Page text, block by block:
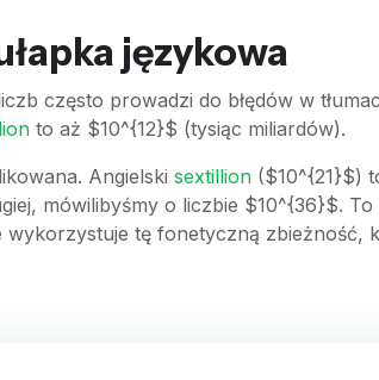
językowa
często prowadzi do błędów w
to aż $10^{12}$ (tysiąc miliardów).
Angielski sextillion ($10^{21}$)
mówilibyśmy o liczbie $10^{36}$.
tę fonetyczną zbieżność,